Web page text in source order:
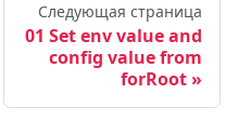
Следующая страница
01 Set env value and
config value from
forRoot